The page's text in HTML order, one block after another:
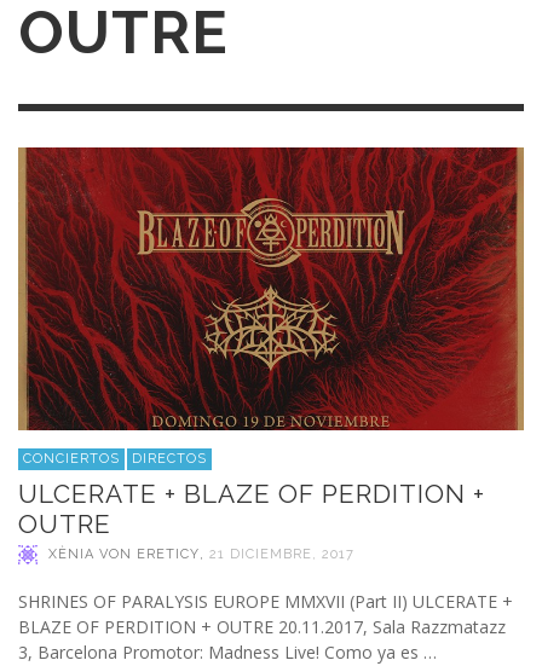
OUTRE
CONCIERTOS DIRECTOS
ULCERATE + BLAZE OF PERDITION +
OUTRE
XÈNIA VON ERETICY, 21 DICIEMBRE, 2017
SHRINES OF PARALYSIS EUROPE MMXVII (Part II) ULCERATE +
BLAZE OF PERDITION + OUTRE 20.11.2017, Sala Razzmatazz
3, Barcelona Promotor: Madness Live! Como ya es …